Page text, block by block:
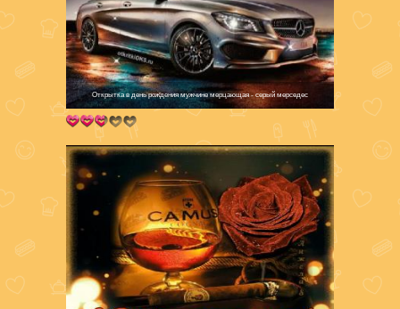
Открытка в день рождения мужчине мерцающая - серый мерседес